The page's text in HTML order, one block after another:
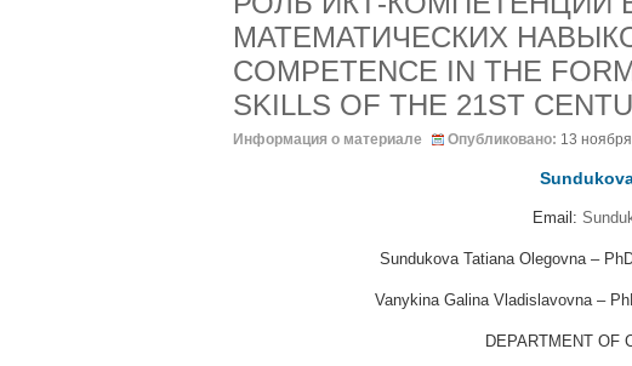
МАТЕМАТИЧЕСКИХ
COMPETENCE IN THE
SKILLS OF THE 21ST
Информация о материале Опубликовано: 13
Email:
Sundukova Tatiana Olegovna –
Vanykina Galina Vladislavovna –
DEPARTMENT OF